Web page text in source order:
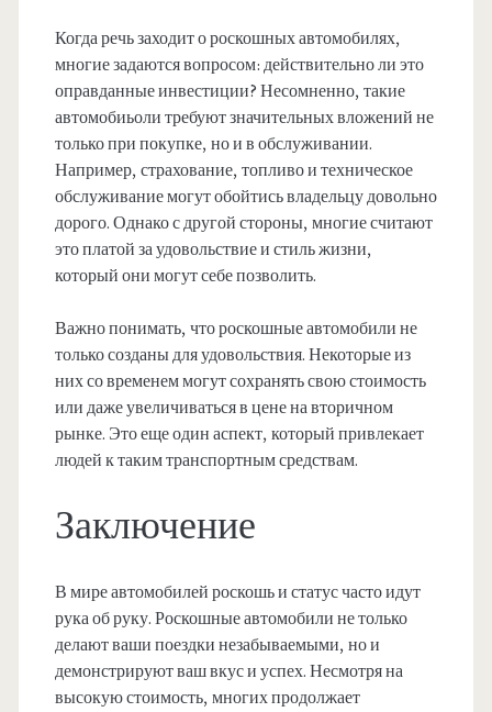
Когда речь заходит о роскошных автомобилях,
многие задаются вопросом: действительно ли это
оправданные инвестиции? Несомненно, такие
автомобиьоли требуют значительных вложений не
только при покупке, но и в обслуживании.
Например, страхование, топливо и техническое
обслуживание могут обойтись владельцу довольно
дорого. Однако с другой стороны, многие считают
это платой за удовольствие и стиль жизни,
который они могут себе позволить.
Важно понимать, что роскошные автомобили не
только созданы для удовольствия. Некоторые из
них со временем могут сохранять свою стоимость
или даже увеличиваться в цене на вторичном
рынке. Это еще один аспект, который привлекает
людей к таким транспортным средствам.
Заключение
В мире автомобилей роскошь и статус часто идут
рука об руку. Роскошные автомобили не только
делают ваши поездки незабываемыми, но и
демонстрируют ваш вкус и успех. Несмотря на
высокую стоимость, многих продолжает